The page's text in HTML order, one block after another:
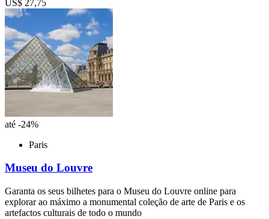
US$ 27,75
até -24%
Paris
Museu do Louvre
Garanta os seus bilhetes para o Museu do Louvre online para
explorar ao máximo a monumental coleção de arte de Paris e os
artefactos culturais de todo o mundo